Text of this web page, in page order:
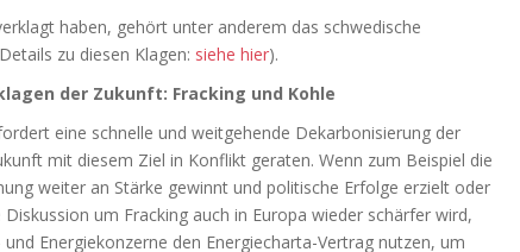
haben, gehört unter anderem das schwedische
zu diesen Klagen: siehe hier).
der Zukunft: Fracking und Kohle
eine schnelle und weitgehende Dekarbonisierung der
mit diesem Ziel in Konflikt geraten. Wenn zum Beispiel die
weiter an Stärke gewinnt und politische Erfolge erzielt oder
um Fracking auch in Europa wieder schärfer wird,
Energiekonzerne den Energiecharta-Vertrag nutzen, um